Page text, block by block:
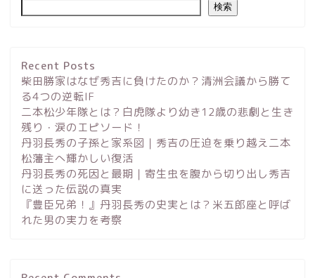
検索
Recent Posts
柴田勝家はなぜ秀吉に負けたのか？清洲会議から勝て
る4つの逆転IF
二本松少年隊とは？白虎隊より幼き12歳の悲劇と生き
残り・涙のエピソード！
丹羽長秀の子孫と家系図｜秀吉の圧迫を乗り越え二本
松藩主へ輝かしい復活
丹羽長秀の死因と最期｜寄生虫を腹から切り出し秀吉
に送った伝説の真実
『豊臣兄弟！』丹羽長秀の史実とは？米五郎座と呼ば
れた男の実力を考察